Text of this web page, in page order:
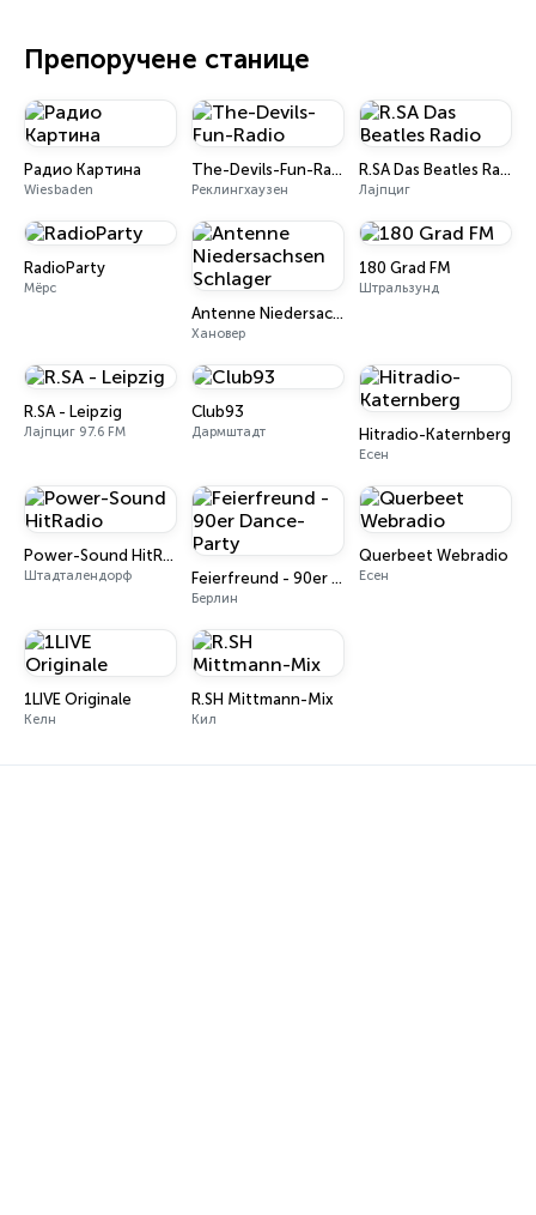
Препоручене станице
Радио Картина
Wiesbaden
The-Devils-Fun-Radio
Реклингхаузен
R.SA Das Beatles Radio
Лајпциг
RadioParty
Мёрс
Antenne Niedersachsen Schlager
Хановер
180 Grad FM
Штральзунд
R.SA - Leipzig
Лајпциг 97.6 FM
Club93
Дармштадт Hitradio-Katernberg
Есен
Power-Sound HitRadio
Штадталендорф Feierfreund - 90er Dance-Party
Берлин
Querbeet Webradio
Есен
1LIVE Originale
Келн
R.SH Mittmann-Mix
Кил